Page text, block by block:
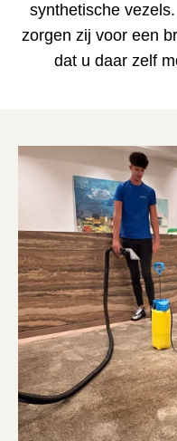
synthetische
zorgen zij voor een
dat u daar zelf